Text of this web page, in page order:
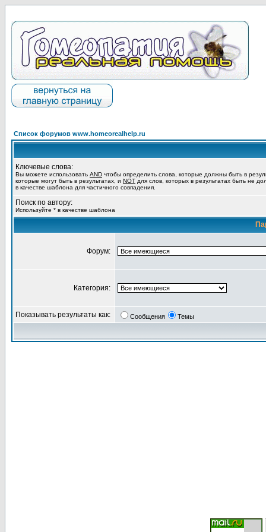
Список форумов www.homeorealhelp.ru
Ключевые слова:
Вы можете использовать AND чтобы определить слова, которые должны быть в
которые могут быть в результатах, и NOT для слов, которых в результатах быть не
в качестве шаблона для частичного совпадения.
Поиск по автору:
Используйте * в качестве шаблона
Форум:
Категория:
Показывать результаты как: Сообщения Темы